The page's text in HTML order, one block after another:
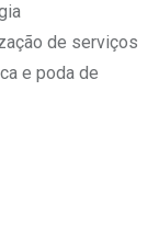
de serviços
e poda de